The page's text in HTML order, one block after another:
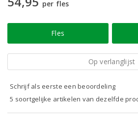
per fles
Fles
Op verlanglijst
Schrijf als eerste een beoordeling
5 soortgelijke artikelen van dezelfde